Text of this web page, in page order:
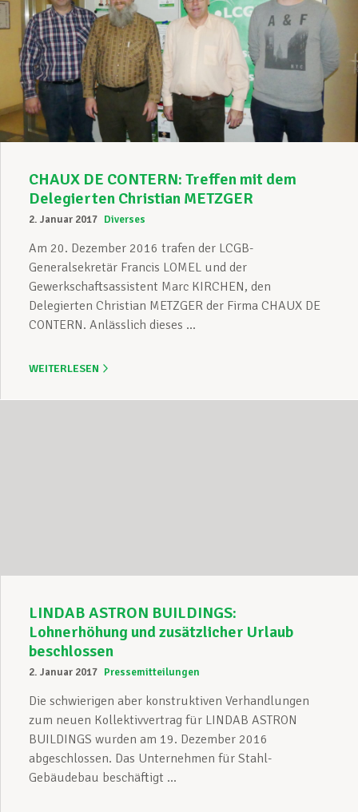
CHAUX DE CONTERN: Treffen mit dem
Delegierten Christian METZGER
2. Januar 2017 Diverses
Am 20. Dezember 2016 trafen der LCGB-
Generalsekretär Francis LOMEL und der
Gewerkschaftsassistent Marc KIRCHEN, den
Delegierten Christian METZGER der Firma CHAUX DE
CONTERN. Anlässlich dieses ...
WEITERLESEN
LINDAB ASTRON BUILDINGS:
Lohnerhöhung und zusätzlicher Urlaub
beschlossen
2. Januar 2017 Pressemitteilungen
Die schwierigen aber konstruktiven Verhandlungen
zum neuen Kollektivvertrag für LINDAB ASTRON
BUILDINGS wurden am 19. Dezember 2016
abgeschlossen. Das Unternehmen für Stahl-
Gebäudebau beschäftigt ...